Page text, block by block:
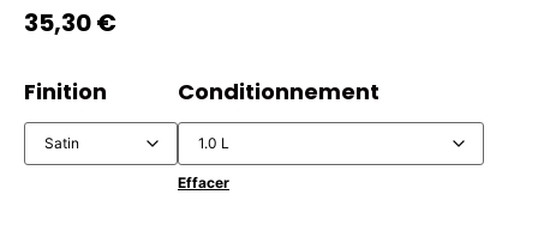
35,30 €
Finition Conditionnement
Effacer